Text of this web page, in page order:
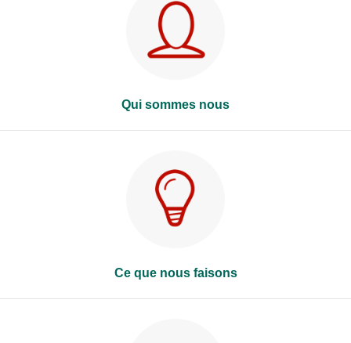
Qui sommes nous
Ce que nous faisons